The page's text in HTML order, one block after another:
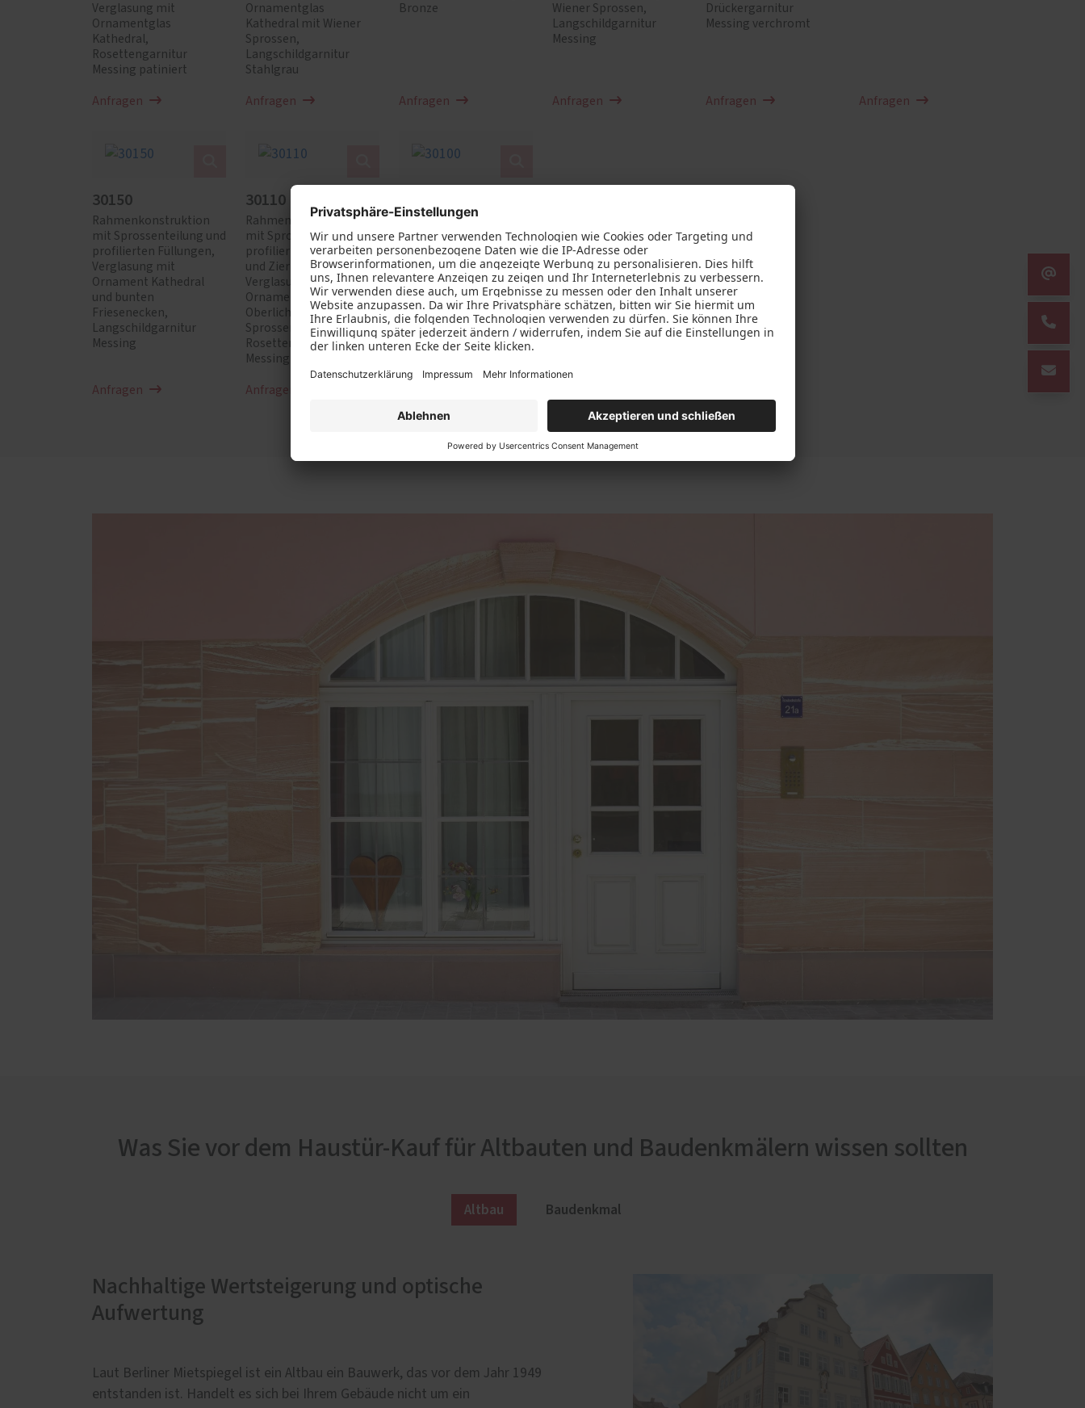
Verglasung mit
Ornamentglas
Kathedral,
Rosettengarnitur
Messing patiniert
Anfragen
Ornamentglas
Kathedral mit Wiener
Sprossen,
Langschildgarnitur
Stahlgrau
Anfragen
Bronze
Anfragen
Wiener Sprossen,
Langschildgarnitur
Messing
Anfragen
Drückergarnitur
Messing verchromt
Anfragen Anfragen
30150
Rahmenkonstruktion
mit Sprossenteilung und
profilierten Füllungen,
Verglasung mit
Ornament Kathedral
und bunten
Friesenecken,
Langschildgarnitur
Messing
Anfragen
30110
Rahmenkonstruktion
mit Sprossenteilung,
profilierten Füllungen
und Zierprofilen,
Verglasung mit
Ornament Satinato, im
Oberlicht mit Wiener
Sprossen,
Rosettengarnitur
Messing antik
Anfragen
Rahmenkonstruktion
mit Sprossenteilung,
profilierten Füllungen
und Zierprofilen,
Verglasung mit
Ornament Satinato,
Rosettengarnitur
Messing antik
Was Sie vor dem Haustür-Kauf für Altbauten und Baudenkmälern wissen sollten
Altbau Baudenkmal
Nachhaltige Wertsteigerung und optische
Aufwertung
Laut Berliner Mietspiegel ist ein Altbau ein Bauwerk, das vor dem Jahr 1949
entstanden ist. Handelt es sich bei Ihrem Gebäude nicht um ein
Behördliche Vorgaben bringen finanzielle
Vorteile
Steht ein Gebäude unter Denkmalschutz, gilt es vor dem Kauf einer neuen
Haustür Rücksprache mit der zuständigen Denkmalschutzbehörde zu